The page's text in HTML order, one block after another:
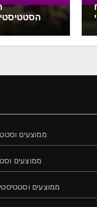
ממוצעים
ממוצעים
ממוצעים